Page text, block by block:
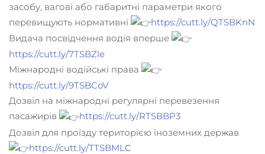
засобу, вагові або габаритні параметри якого
перевищують нормативні
https://cutt.ly/QTSBKnN
Видача посвідчення водія вперше
https://cutt.ly/7TSBZle
Міжнародні водійські права
https://cutt.ly/9TSBCoV
Дозвіл на міжнародні регулярні перевезення
пасажирів
https://cutt.ly/RTSBBP3
Дозвіл для проїзду територією іноземних держав
https://cutt.ly/TTSBMLC